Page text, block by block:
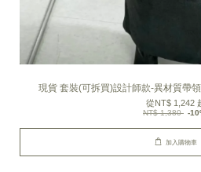
現貨 套裝(可拆買)設計師款-異材質帶
從NT$ 1,242
NT$ 1,380 -
加入購物車